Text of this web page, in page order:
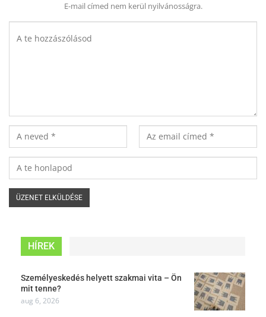
E-mail címed nem kerül nyilvánosságra.
HÍREK
Személyeskedés helyett szakmai vita – Ön
mit tenne?
aug 6, 2026